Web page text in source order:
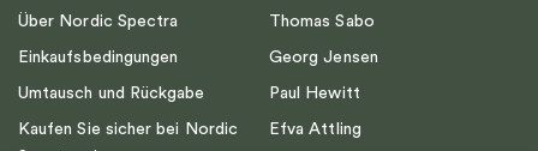
Über Nordic Spectra
Einkaufsbedingungen
Umtausch und Rückgabe
Kaufen Sie sicher bei Nordic
Thomas Sabo
Georg Jensen
Paul Hewitt
Efva Attling